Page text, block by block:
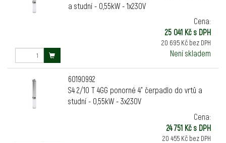
a studní - 0,55kW - 1x230V
Cena:
25 041 Kč s DPH
20 695 Kč bez DPH
Není skladem
60190992
S4 2/10 T 4GG ponorné 4" čerpadlo do vrtů a
studní - 0,55kW - 3x230V
Cena:
24 751 Kč s DPH
20 455 Kč bez DPH